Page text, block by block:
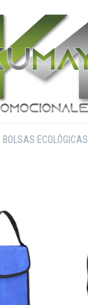
BOLSAS ECOLÓGICAS